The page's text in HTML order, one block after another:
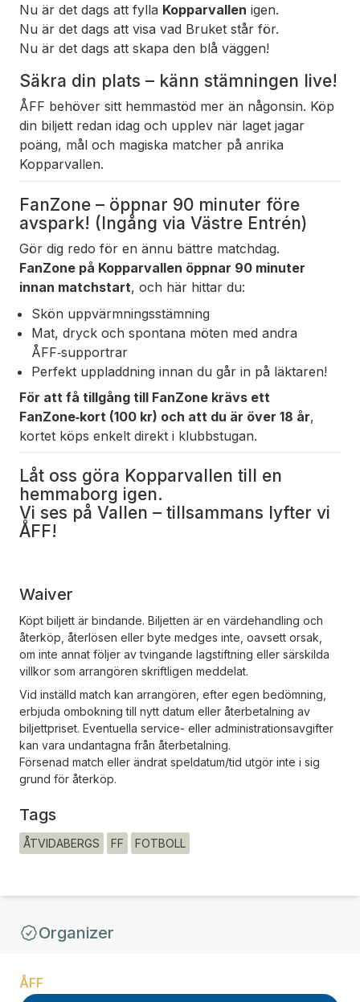
Nu är det dags att fylla Kopparvallen igen.
Nu är det dags att visa vad Bruket står för.
Nu är det dags att skapa den blå väggen!
Säkra din plats – känn stämningen live!
ÅFF behöver sitt hemmastöd mer än någonsin. Köp
din biljett redan idag och upplev när laget jagar
poäng, mål och magiska matcher på anrika
Kopparvallen.
FanZone – öppnar 90 minuter före
avspark! (Ingång via Västre Entrén)
Gör dig redo för en ännu bättre matchdag.
FanZone på Kopparvallen öppnar 90 minuter
innan matchstart, och här hittar du:
Skön uppvärmningsstämning
Mat, dryck och spontana möten med andra
ÅFF‑supportrar
Perfekt uppladdning innan du går in på läktaren!
För att få tillgång till FanZone krävs ett
FanZone‑kort (100 kr) och att du är över 18 år,
kortet köps enkelt direkt i klubbstugan.
Låt oss göra Kopparvallen till en
hemmaborg igen.
Vi ses på Vallen – tillsammans lyfter vi
ÅFF!
Waiver
Köpt biljett är bindande. Biljetten är en värdehandling och
återköp, återlösen eller byte medges inte, oavsett orsak,
om inte annat följer av tvingande lagstiftning eller särskilda
villkor som arrangören skriftligen meddelat.
Vid inställd match kan arrangören, efter egen bedömning,
erbjuda ombokning till nytt datum eller återbetalning av
biljettpriset. Eventuella service- eller administrationsavgifter
kan vara undantagna från återbetalning.
Försenad match eller ändrat speldatum/tid utgör inte i sig
grund för återköp.
Tags
ÅTVIDABERGS FF FOTBOLL
Organizer
ÅFF